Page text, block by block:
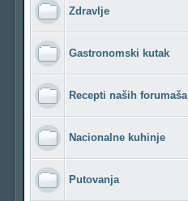
Zdravlje
Gastronomski kutak
Recepti naših forumaša
Nacionalne kuhinje
Putovanja